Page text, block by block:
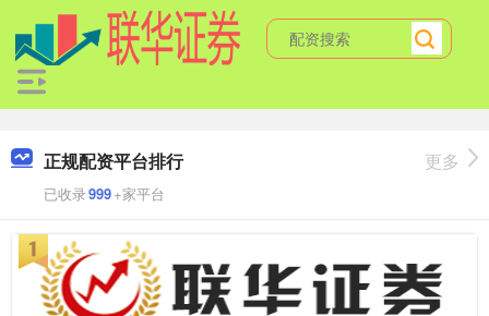
正规配资平台排行
已收录999+家平台
更多